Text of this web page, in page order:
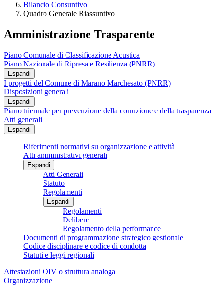
Bilancio Consuntivo
Quadro Generale Riassuntivo
Amministrazione Trasparente
Piano Comunale di Classificazione Acustica
Piano Nazionale di Ripresa e Resilienza (PNRR)
Espandi
I progetti del Comune di Marano Marchesato (PNRR)
Disposizioni generali
Espandi
Piano triennale per prevenzione della corruzione e della trasparenza
Atti generali
Espandi
Riferimenti normativi su organizzazione e attività
Atti amministrativi generali
Espandi
Atti Generali
Statuto
Regolamenti
Espandi
Regolamenti
Delibere
Regolamento della performance
Documenti di programmazione strategico gestionale
Codice disciplinare e codice di condotta
Statuti e leggi regionali
Attestazioni OIV o struttura analoga
Organizzazione